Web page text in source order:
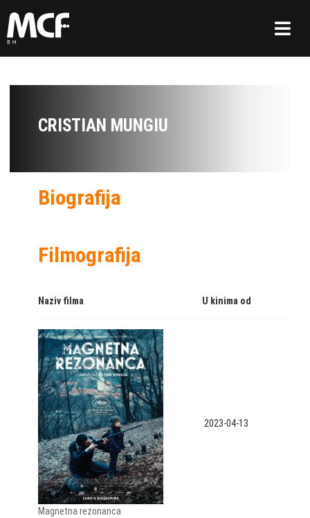
CRISTIAN MUNGIU
Biografija
Filmografija
Naziv filma U kinima od
Magnetna rezonanca
2023-04-13